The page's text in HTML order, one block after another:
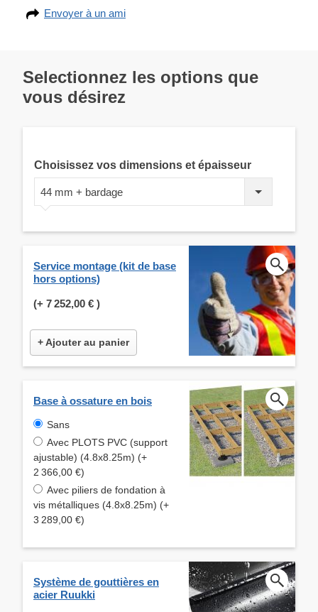
Envoyer à un ami
Selectionnez les options que
vous désirez
Choisissez vos dimensions et épaisseur
44 mm + bardage
Service montage (kit de base
hors options)
(+ 7 252,00 € )
+ Ajouter au panier
Base à ossature en bois
Sans
Avec PLOTS PVC (support
ajustable) (4.8x8.25m) (+
2 366,00 €)
Avec piliers de fondation à
vis métalliques (4.8x8.25m) (+
3 289,00 €)
Système de gouttières en
acier Ruukki